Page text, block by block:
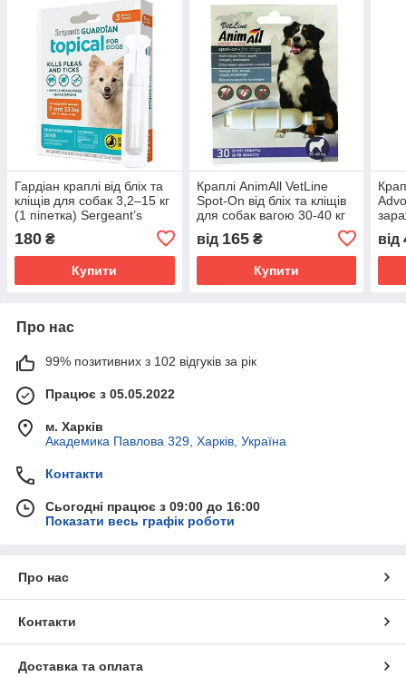
Гардіан краплі від бліх та
кліщів для собак 3,2–15 кг
(1 піпетка) Sergeant’s
180 ₴
Купити
Краплі AnimAll VetLine
Spot-On від бліх та кліщів
для собак вагою 30-40 кг
від 165₴
Купити
4 кг
від
Про нас
99% позитивних з 102 відгуків за рік
Працює з 05.05.2022
м. Харків
Академика Павлова 329, Харків, Україна
Контакти
Сьогодні працює з 09:00 до 16:00
Показати весь графік роботи
Про нас
Контакти
Доставка та оплата